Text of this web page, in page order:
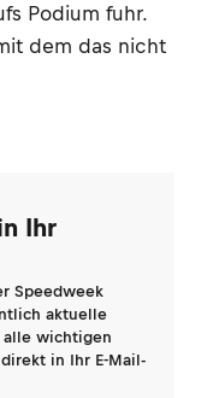
Podium fuhr.
dem das nicht
Ihr
Speedweek
aktuelle
alle wichtigen
in Ihr E-Mail-